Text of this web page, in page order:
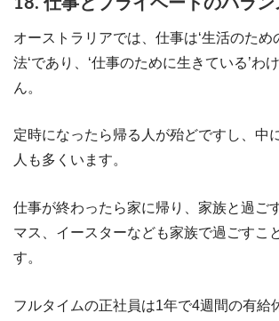
オーストラリアでは、仕事は‘生活のため
法‘であり、‘仕事のために生きている’わ
ん。
定時になったら帰る人が殆どですし、中
人も多くいます。
仕事が終わったら家に帰り、家族と過ご
マス、イースターなども家族で過ごすこ
す。
フルタイムの正社員は1年で4週間の有給